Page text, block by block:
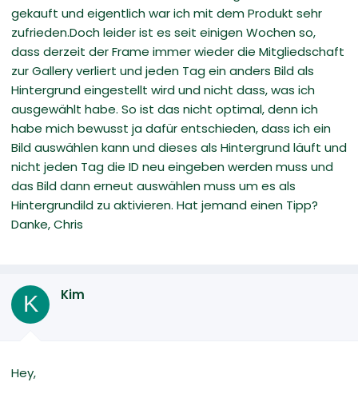
gekauft und eigentlich war ich mit dem Produkt sehr
zufrieden.Doch leider ist es seit einigen Wochen so,
dass derzeit der Frame immer wieder die Mitgliedschaft
zur Gallery verliert und jeden Tag ein anders Bild als
Hintergrund eingestellt wird und nicht dass, was ich
ausgewählt habe. So ist das nicht optimal, denn ich
habe mich bewusst ja dafür entschieden, dass ich ein
Bild auswählen kann und dieses als Hintergrund läuft und
nicht jeden Tag die ID neu eingeben werden muss und
das Bild dann erneut auswählen muss um es als
Hintergrundild zu aktivieren. Hat jemand einen Tipp?
Danke, Chris
K Kim
Hey,